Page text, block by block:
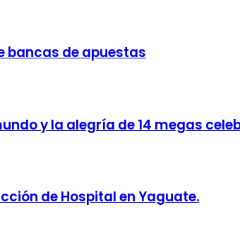
bancas de apuestas
y la alegría de 14 megas
de Hospital en Yaguate.